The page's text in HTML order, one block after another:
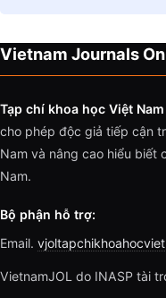
Vietnam Journals
Tạp chí khoa học Việt
cho phép độc giả tiếp cận
Nam và nâng cao hiểu biết
Nam.
Bộ phận hỗ trợ:
Email.
VietnamJOL do INASP tài